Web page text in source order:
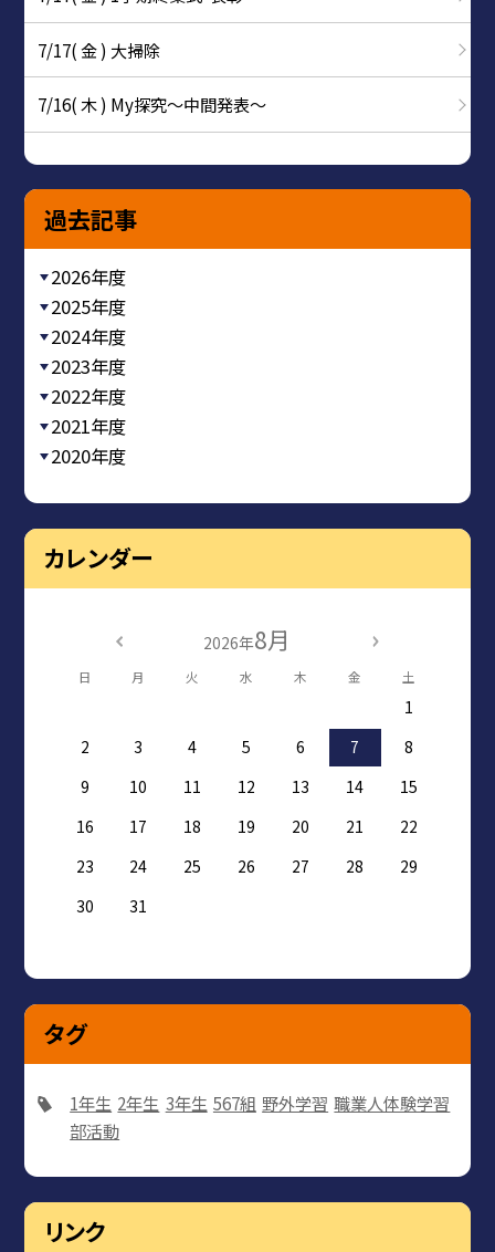
7/17( 金 ) 大掃除
7/16( 木 ) My探究～中間発表～
過去記事
2026年度
2025年度
2024年度
2023年度
2022年度
2021年度
2020年度
カレンダー
2026年8月
日 月 火 水 木 金 土
1
2
3 4 5 6 7
8
9
10 11 12 13 14
15
16
17 18 19 20 21
22
23
24 25 26 27 28
29
30
31
タグ
1年生 2年生 3年生 567組 野外学習 職業人体験学習
部活動
リンク